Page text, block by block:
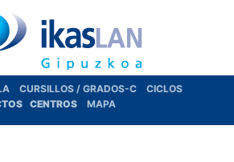
CURSILLOS / GRADOS-C
CICLOS
CENTROS MAPA